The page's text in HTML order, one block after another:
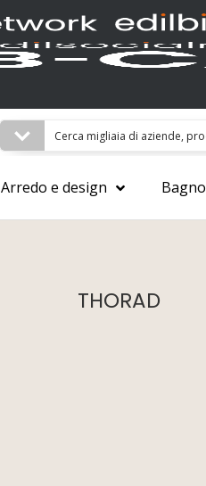
Arredo e design Bagno
THORAD